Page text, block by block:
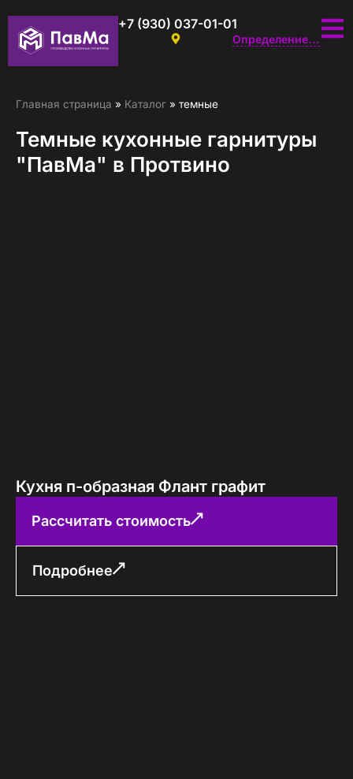
+7 (930) 037-01-01
Определение...
Главная страница » Каталог » темные
Темные кухонные гарнитуры
"ПавМа" в Протвино
Кухня п-образная Флант графит
Рассчитать стоимость
Подробнее